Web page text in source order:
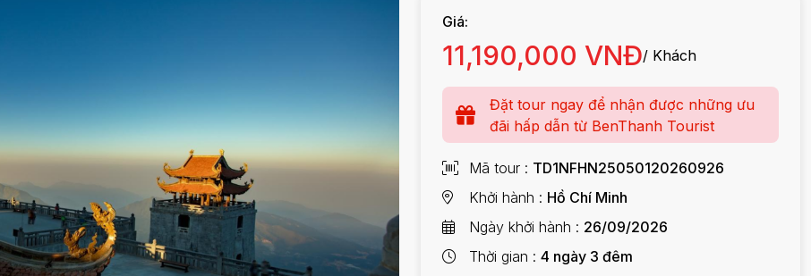
Giá:
11,190,000 VNĐ/ Khách
Đặt tour ngay để nhận được những ưu
đãi hấp dẫn từ BenThanh Tourist
Mã tour
TD1NFHN25050120260926
Khởi hành
Hồ Chí Minh
Ngày khởi hành
26/09/2026
Thời gian
4 ngày 3 đêm